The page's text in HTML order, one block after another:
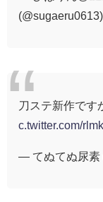
(@sugaeru0613)
刀ステ新作です
c.twitter.com/
— てぬてぬ尿素